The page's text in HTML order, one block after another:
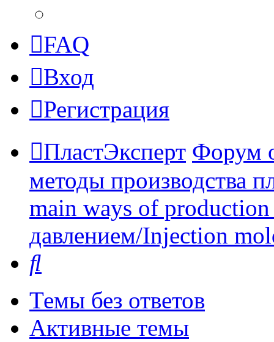
FAQ
Вход
Регистрация
ПластЭксперт Форум
методы производства
main ways of
давлением/Injection
Темы без ответов
Активные темы